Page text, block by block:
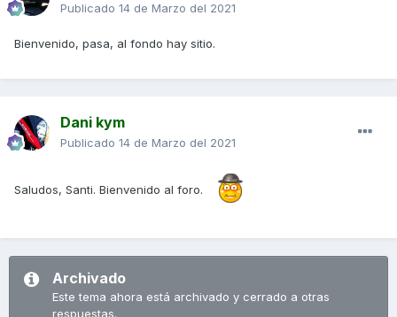
Publicado 14 de Marzo del 2021
Bienvenido, pasa, al fondo hay sitio.
Dani kym
Publicado 14 de Marzo del 2021
Saludos, Santi. Bienvenido al foro.
Archivado
Este tema ahora está archivado y cerrado a otras
respuestas.